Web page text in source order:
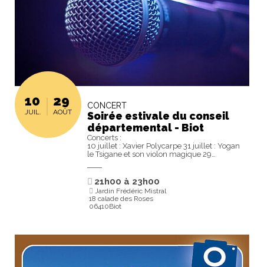
10
JUIL.
29
AOÛT
CONCERT
Soirée estivale du conseil
départemental - Biot
Concerts :
10 juillet : Xavier Polycarpe 31 juillet : Yogan
le Tsigane et son violon magique 29…
21h00 à 23h00
Jardin Frédéric Mistral
18 calade des Roses
06410Biot